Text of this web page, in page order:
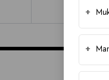
+
+